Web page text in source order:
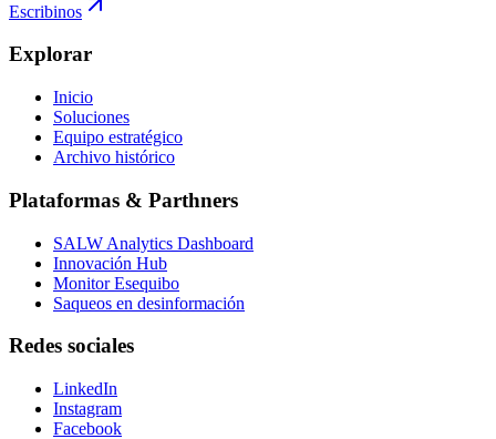
Escribinos
Explorar
Inicio
Soluciones
Equipo estratégico
Archivo histórico
Plataformas & Parthners
SALW Analytics Dashboard
Innovación Hub
Monitor Esequibo
Saqueos en desinformación
Redes sociales
LinkedIn
Instagram
Facebook